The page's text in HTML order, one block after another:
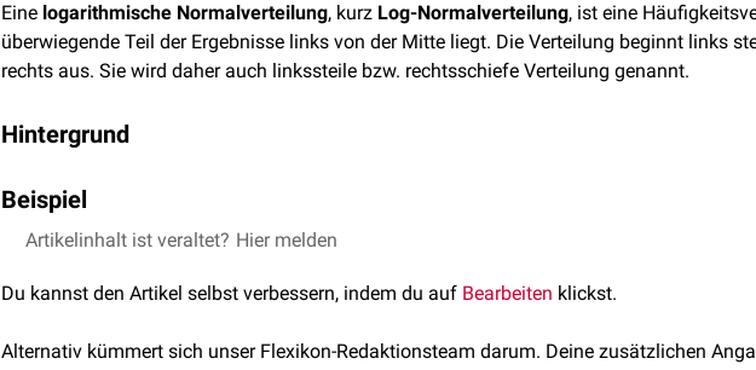
Eine logarithmische Normalverteilung, kurz Log-Normalverteilung, ist eine
überwiegende Teil der Ergebnisse links von der Mitte liegt. Die Verteilung beginnt links
rechts aus. Sie wird daher auch linkssteile bzw. rechtsschiefe Verteilung genannt.
Hintergrund
wichtig, da viele
Verwendung solcher Tests in der Annahme, die Daten wären "sowieso immer"
Für dieLagemaßevon Log-Normalverteilungen gilt: derarithmetische Mittelwert
Normalverteilung überführt werden.
Beispiel
Artikelinhalt ist veraltet? Hier melden
Du kannst den Artikel selbst verbessern, indem du auf Bearbeiten klickst.
Alternativ kümmert sich unser Flexikon-Redaktionsteam darum. Deine zusätzlichen